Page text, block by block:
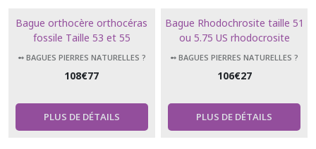
Bague orthocère orthocéras
fossile Taille 53 et 55
➻ BAGUES PIERRES NATURELLES ?
108€77
PLUS DE DÉTAILS
Bague Rhodochrosite taille 51
ou 5.75 US rhodocrosite
➻ BAGUES PIERRES NATURELLES ?
106€27
PLUS DE DÉTAILS